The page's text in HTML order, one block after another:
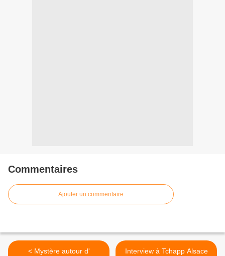
Commentaires
Ajouter un commentaire
< Mystère autour d'
Interview à Tchapp Alsace